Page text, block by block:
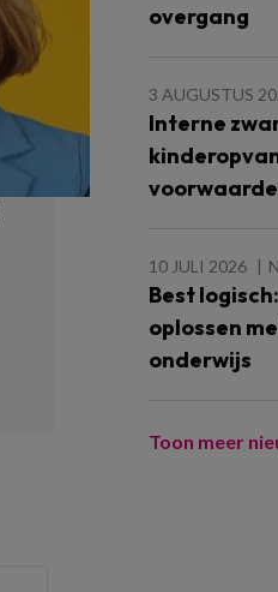
overgang
3 AUGUSTUS
Interne
10 JULI 2026
Best
oplossen
onderwijs
Toon meer